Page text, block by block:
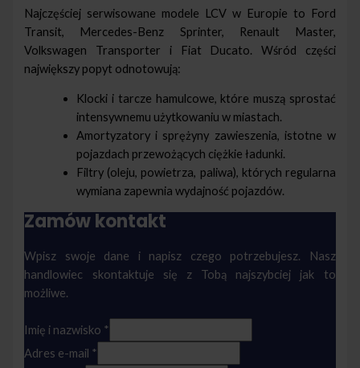
Najczęściej serwisowane modele LCV w Europie to Ford
Transit, Mercedes-Benz Sprinter, Renault Master,
Volkswagen Transporter i Fiat Ducato. Wśród części
największy popyt odnotowują:
Klocki i tarcze hamulcowe, które muszą sprostać
intensywnemu użytkowaniu w miastach.
Amortyzatory i sprężyny zawieszenia, istotne w
pojazdach przewożących ciężkie ładunki.
Filtry (oleju, powietrza, paliwa), których regularna
wymiana zapewnia wydajność pojazdów.
Zamów kontakt
Wpisz swoje dane i napisz czego potrzebujesz. Nasz
handlowiec skontaktuje się z Tobą najszybciej jak to
możliwe.
Imię i nazwisko *
Adres e-mail *